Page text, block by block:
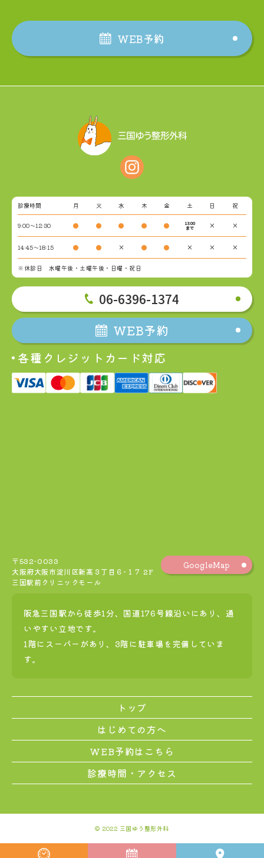
WEB予約
診療時間 月 火 水 木 金 土 日 祝
9:00～12:30 ● ● ● ● ● 13:00
まで × ×
14:45～18:15 ● ● × ● ● × × ×
※休診日 水曜午後・土曜午後・日曜・祝日
06-6396-1374
WEB予約
各種クレジットカード対応
〒532-0033
大阪府大阪市淀川区新高３丁目６−１７ 2F
三国駅前クリニックモール
GoogleMap
阪急三国駅から徒歩1分、国道176号線沿いにあり、通
いやすい立地です。
1階にスーパーがあり、3階に駐車場を完備していま
す。
トップ
はじめての方へ
WEB予約はこちら
診療時間・アクセス
© 2022 三国ゆう整形外科